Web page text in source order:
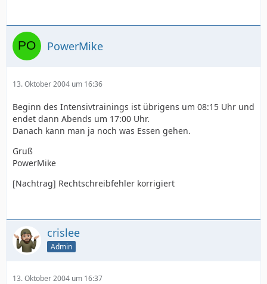
PowerMike
13. Oktober 2004 um 16:36
Beginn des Intensivtrainings ist übrigens um 08:15 Uhr und
endet dann Abends um 17:00 Uhr.
Danach kann man ja noch was Essen gehen.
Gruß
PowerMike
[Nachtrag] Rechtschreibfehler korrigiert
crislee
Admin
13. Oktober 2004 um 16:37